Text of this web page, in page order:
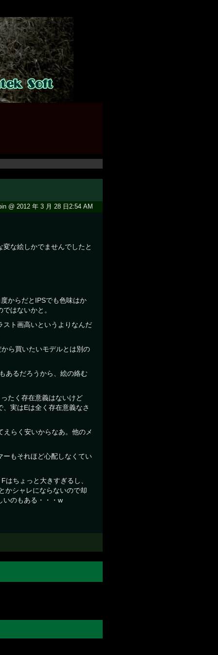
@ 2012 年 3 月 28 日2:54 AM
な絵しかでませんでしたと
からだとIPSでも色味はか
はないかと。
スト画高いというよりなんだ
ら買いたいモデルとは別の
あるだろうから、絵の絡む
たく存在意義はないけど
実はEは全く存在意義なさ
らく安いからなあ。他のメ
ーもそれほど心配しなくてい
ちょっと大きすぎるし、
かシャレにならないので却
いのもある・・・w